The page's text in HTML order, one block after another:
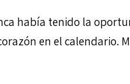
había tenido la
en el calendario.